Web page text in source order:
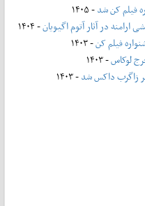
فیلم کن شد- ۱۴۰۵
در آثار آتوم اگیویان- ۱۴۰۴
فیلم کن- ۱۴۰۳
لوکاس- ۱۴۰۳
زاگرب داکس شد- ۱۴۰۳